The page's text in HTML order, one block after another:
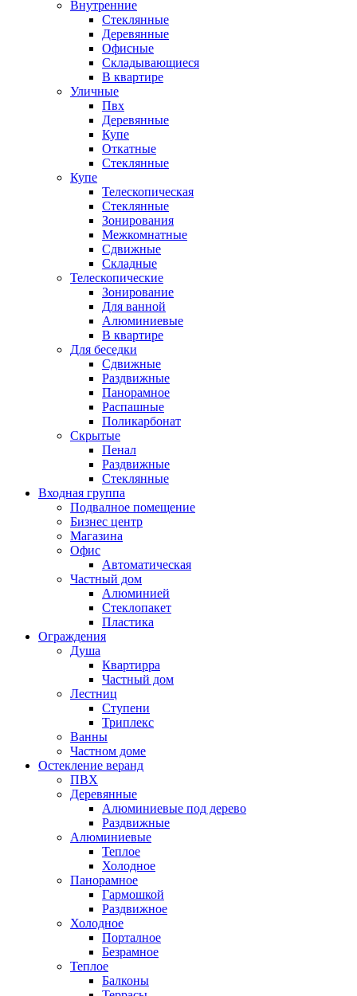
Внутренние
Стеклянные
Деревянные
Офисные
Складывающиеся
В квартире
Уличные
Пвх
Деревянные
Купе
Откатные
Стеклянные
Купе
Телескопическая
Стеклянные
Зонирования
Межкомнатные
Сдвижные
Складные
Телескопические
Зонирование
Для ванной
Алюминиевые
В квартире
Для беседки
Сдвижные
Раздвижные
Панорамное
Распашные
Поликарбонат
Скрытые
Пенал
Раздвижные
Стеклянные
Входная группа
Подвалное помещение
Бизнес центр
Магазина
Офис
Автоматическая
Частный дом
Алюминией
Стеклопакет
Пластика
Ограждения
Душа
Квартирра
Частный дом
Лестниц
Ступени
Триплекс
Ванны
Частном доме
Остекление веранд
ПВХ
Деревянные
Алюминиевые под дерево
Раздвижные
Алюминиевые
Теплое
Холодное
Панорамное
Гармошкой
Раздвижное
Холодное
Порталное
Безрамное
Теплое
Балконы